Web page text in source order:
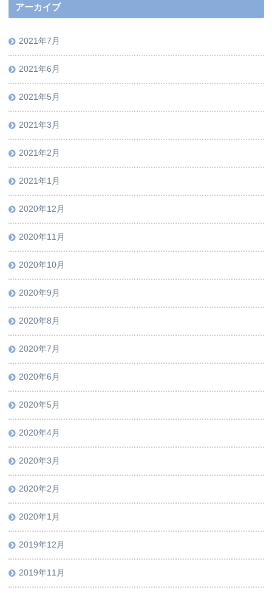
アーカイブ
2021年7月
2021年6月
2021年5月
2021年3月
2021年2月
2021年1月
2020年12月
2020年11月
2020年10月
2020年9月
2020年8月
2020年7月
2020年6月
2020年5月
2020年4月
2020年3月
2020年2月
2020年1月
2019年12月
2019年11月